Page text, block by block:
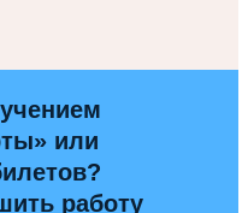
или
работу